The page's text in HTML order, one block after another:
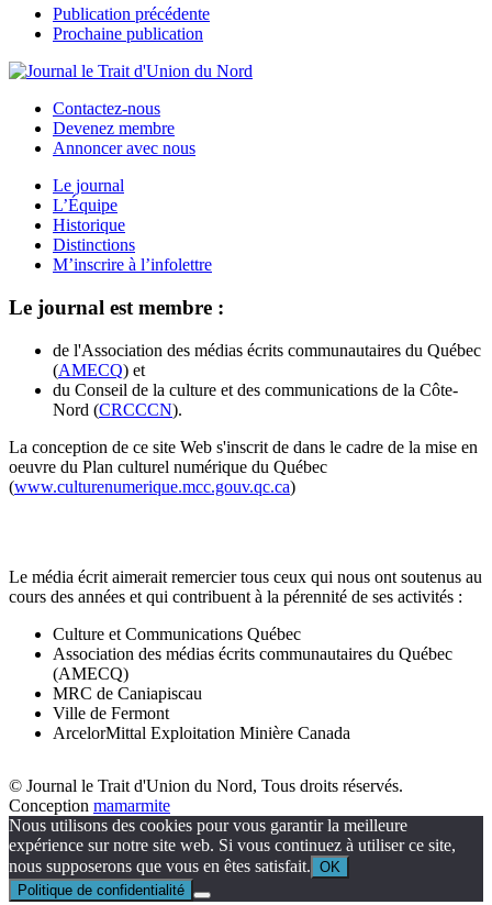
Publication précédente
Prochaine publication
Contactez-nous
Devenez membre
Annoncer avec nous
Le journal
L’Équipe
Historique
Distinctions
M’inscrire à l’infolettre
Le journal est membre :
de l'Association des médias écrits communautaires du Québec
(AMECQ) et
du Conseil de la culture et des communications de la Côte-
Nord (CRCCCN).
La conception de ce site Web s'inscrit de dans le cadre de la mise en
oeuvre du Plan culturel numérique du Québec
(www.culturenumerique.mcc.gouv.qc.ca)
Le média écrit aimerait remercier tous ceux qui nous ont soutenus au
cours des années et qui contribuent à la pérennité de ses activités :
Culture et Communications Québec
Association des médias écrits communautaires du Québec
(AMECQ)
MRC de Caniapiscau
Ville de Fermont
ArcelorMittal Exploitation Minière Canada
© Journal le Trait d'Union du Nord, Tous droits réservés.
Conception mamarmite
Nous utilisons des cookies pour vous garantir la meilleure
expérience sur notre site web. Si vous continuez à utiliser ce site,
nous supposerons que vous en êtes satisfait. OK
Politique de confidentialité